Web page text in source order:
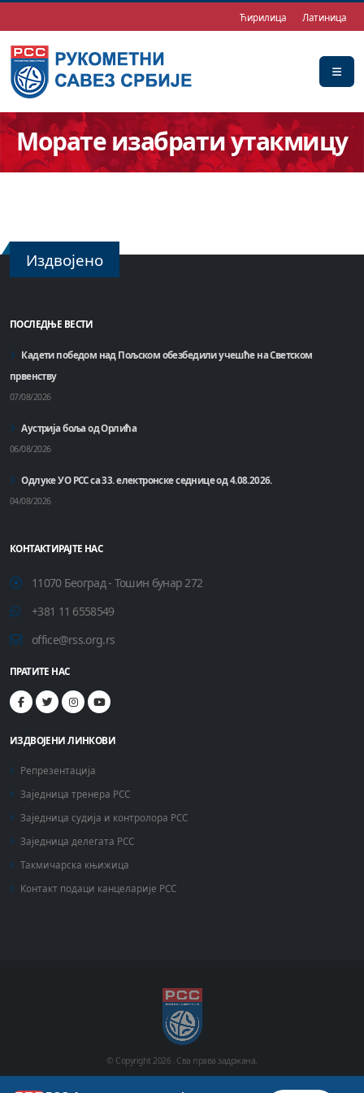
Ћирилица Латиница
Морате изабрати утакмицу
Издвојено
ПОСЛЕДЊЕ ВЕСТИ
Кадети победом над Пољском обезбедили учешће на Светском
првенству
07/08/2026
Аустрија боља од Орлића
06/08/2026
Одлуке УО РСС са 33. електронске седнице од 4.08.2026.
04/08/2026
КОНТАКТИРАЈТЕ НАС
11070 Београд - Тошин бунар 272
+381 11 6558549
office@rss.org.rs
ПРАТИТЕ НАС
ИЗДВОЈЕНИ ЛИНКОВИ
Репрезентација
Заједница тренера РСС
Заједница судија и контролора РСС
Заједница делегата РСС
Такмичарска књижица
Контакт подаци канцеларије РСС
© Copyright2026 . Сва права задржана.